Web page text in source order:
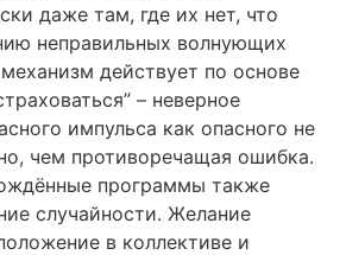
даже там, где их нет, что
неправильных волнующих
действует по основе
– неверное
импульса как опасного не
чем противоречащая ошибка.
программы также
случайности. Желание
в коллективе и